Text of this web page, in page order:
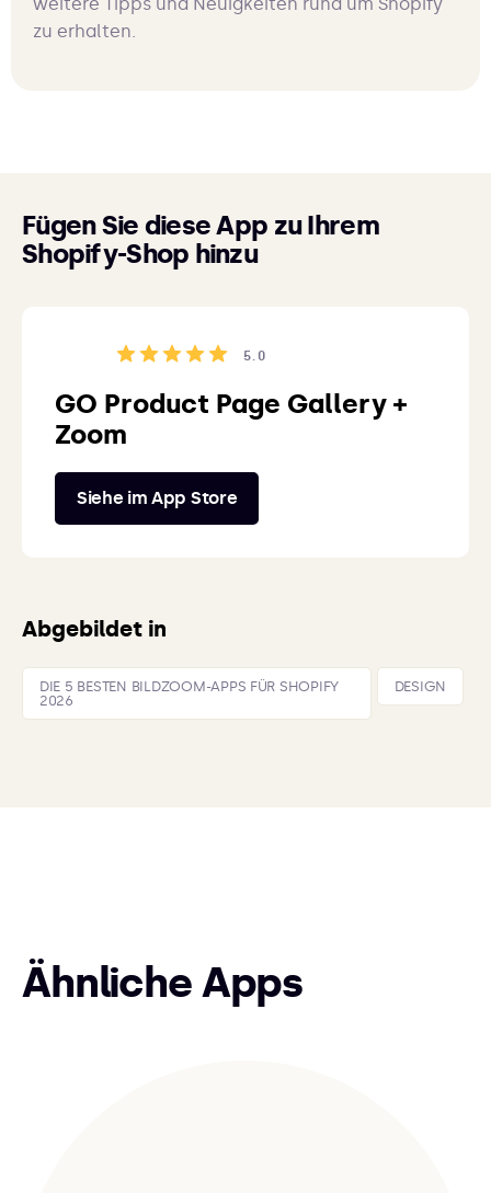
zu erhalten.
Fügen Sie diese App zu Ihrem
Shopify-Shop hinzu
5.0
GO Product Page Gallery +
Zoom
Siehe im App Store
Abgebildet in
DIE 5 BESTEN BILDZOOM-APPS FÜR SHOPIFY
2026
DESIGN
Ähnliche Apps